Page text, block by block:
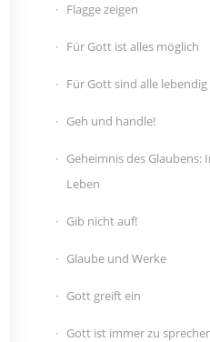
Flagge zeigen
Für Gott ist alles möglich
Für Gott sind alle lebendig
Geh und handle!
Geheimnis des Glaubens:
Leben
Gib nicht auf!
Glaube und Werke
Gott greift ein
Gott ist immer zu